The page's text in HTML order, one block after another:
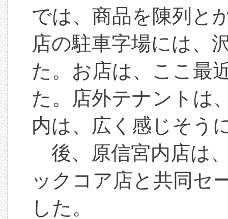
では、商品を陳列と
店の駐車字場には、
た。お店は、ここ最
た。店外テナントは
内は、広く感じそう
後、原信宮内店は
ックコア店と共同セ
した。